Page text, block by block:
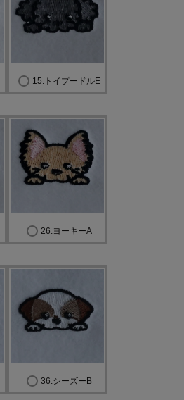
15.トイプードルE
26.ヨーキーA
36.シーズーB